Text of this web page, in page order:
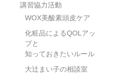
講習協力活動
WOX美酸素頭皮ケア
化粧品によるQOLアッ
プと
知っておきたいルール
大辻まい子の相談室